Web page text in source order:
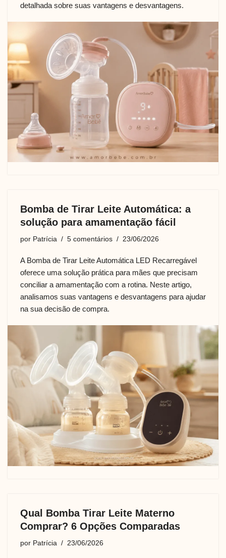
detalhada sobre suas vantagens e desvantagens.
Bomba de Tirar Leite Automática: a
solução para amamentação fácil
por Patrícia 5 comentários 23/06/2026
A Bomba de Tirar Leite Automática LED Recarregável
oferece uma solução prática para mães que precisam
conciliar a amamentação com a rotina. Neste artigo,
analisamos suas vantagens e desvantagens para ajudar
na sua decisão de compra.
Qual Bomba Tirar Leite Materno
Comprar? 6 Opções Comparadas
por Patrícia 23/06/2026